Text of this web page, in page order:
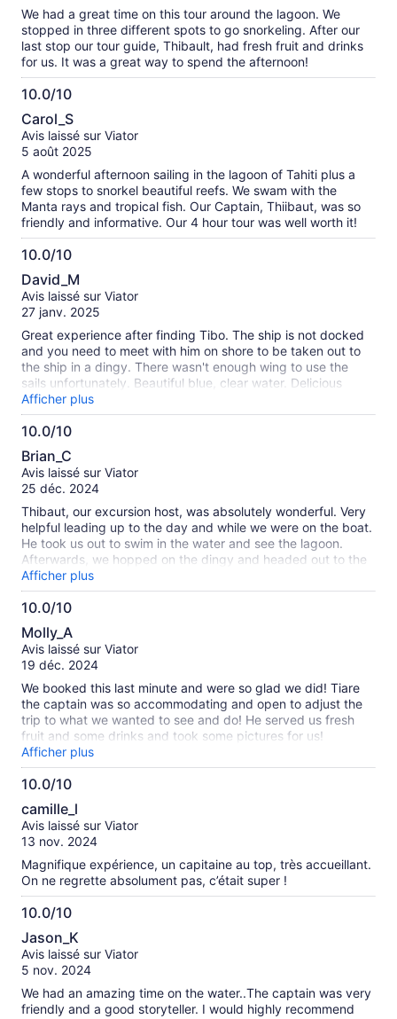
les
avis
vérifiés
We had a great time on this tour around the lagoon. We
stopped in three different spots to go snorkeling. After our
last stop our tour guide, Thibault, had fresh fruit and drinks
for us. It was a great way to spend the afternoon!
10.0/10
10.0
sur
10
Carol_S
Avis laissé sur Viator
5 août 2025
A wonderful afternoon sailing in the lagoon of Tahiti plus a
few stops to snorkel beautiful reefs. We swam with the
Manta rays and tropical fish. Our Captain, Thiibaut, was so
friendly and informative. Our 4 hour tour was well worth it!
10.0/10
10.0
sur
10
David_M
Avis laissé sur Viator
27 janv. 2025
Great experience after finding Tibo. The ship is not docked
and you need to meet with him on shore to be taken out to
the ship in a dingy. There wasn't enough wing to use the
sails unfortunately. Beautiful blue, clear water. Delicious
snacks provided and good conversation.
Afficher plus
10.0/10
10.0
sur
10
Brian_C
Avis laissé sur Viator
25 déc. 2024
Thibaut, our excursion host, was absolutely wonderful. Very
helpful leading up to the day and while we were on the boat.
He took us out to swim in the water and see the lagoon.
Afterwards, we hopped on the dingy and headed out to the
reef for some wonderful snorkeling. We got to see tons of
beautiful colorful fish and a wide variety of vibrant coral. It
was literally just my wife and I on the boat and in the water,
around either, which made the entire day/experience totally
wonderful. We also enjoyed fresh fruits and a perfectly
simple cocktail of rum and fruit juice. I have never tasted
bananas or pomegranates so sweet and delectable. We
ended with sailing around the lagoon, taking in the gorgeous
views, perfect weather, and pristine waters before heading
back in. I highly recommend booking this excursion for those
who love a local touch.
Afficher plus
10.0/10
10.0
sur
10
Molly_A
Avis laissé sur Viator
19 déc. 2024
We booked this last minute and were so glad we did! Tiare
the captain was so accommodating and open to adjust the
trip to what we wanted to see and do! He served us fresh
fruit and some drinks and took some pictures for us!
Snorkeling was awesome and the boat was super cool to sail
on! Highly recommend this trip!
Afficher plus
10.0/10
sur
10
camille_l
Avis laissé sur Viator
13 nov. 2024
Magnifique expérience, un capitaine au top, très accueillant.
On ne regrette absolument pas, c’était super !
10.0/10
10.0
sur
10
Jason_K
Avis laissé sur Viator
5 nov. 2024
We had an amazing time on the water..The captain was very
friendly and a good storyteller. I would highly recommend